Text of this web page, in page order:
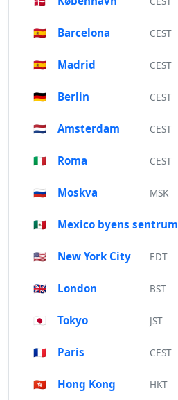
🇪🇸 Barcelona CEST
🇪🇸 Madrid CEST
🇩🇪 Berlin CEST
🇳🇱 Amsterdam CEST
🇮🇹 Roma CEST
🇷🇺 Moskva MSK
🇲🇽 Mexico byens sentrum
🇺🇸 New York City EDT
🇬🇧 London BST
🇯🇵 Tokyo JST
🇫🇷 Paris CEST
🇭🇰 Hong Kong HKT